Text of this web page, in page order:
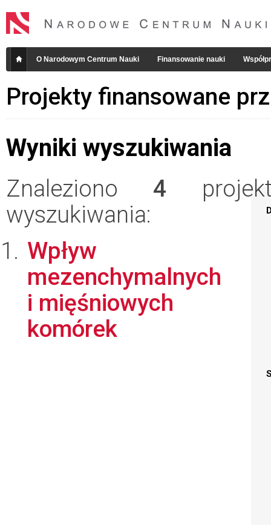
O Narodowym Centrum Nauki Finansowanie nauki
Projekty finansowane
Wyniki wyszukiwania
Znaleziono 4
wyszukiwania:
Wpływ
mezenchymalnych
i mięśniowych
komórek